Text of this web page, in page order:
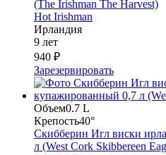
(The Irishman The Harvest)
Hot Irishman
Ирландия
9 лет
940 ₽
Зарезервировать
Объем0.7 L
Крепость40°
Скибберин Игл виски
л (West Cork Skibbereen